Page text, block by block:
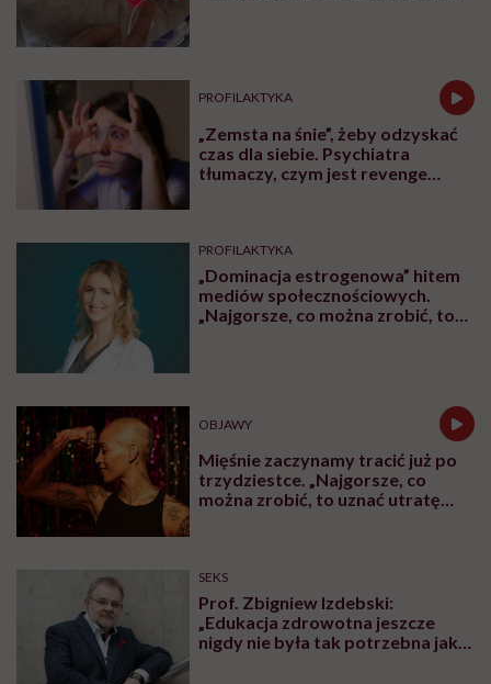
PROFILAKTYKA
„Zemsta na śnie”, żeby odzyskać
czas dla siebie. Psychiatra
tłumaczy, czym jest revenge
PROFILAKTYKA
„Dominacja estrogenowa” hitem
mediów społecznościowych.
„Najgorsze, co można zrobić, to
OBJAWY
Mięśnie zaczynamy tracić już po
trzydziestce. „Najgorsze, co
można zrobić, to uznać utratę
SEKS
Prof. Zbigniew Izdebski:
„Edukacja zdrowotna jeszcze
nigdy nie była tak potrzebna jak